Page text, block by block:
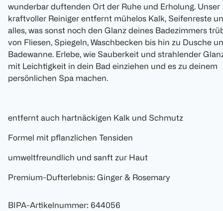
wunderbar duftenden Ort der Ruhe und Erholung. Unser
kraftvoller Reiniger entfernt mühelos Kalk, Seifenreste
alles, was sonst noch den Glanz deines Badezimmers
von Fliesen, Spiegeln, Waschbecken bis hin zu Dusche
Badewanne. Erlebe, wie Sauberkeit und strahlender
mit Leichtigkeit in dein Bad einziehen und es zu deinem
persönlichen Spa machen.
entfernt auch hartnäckigen Kalk und Schmutz
Formel mit pflanzlichen Tensiden
umweltfreundlich und sanft zur Haut
Premium-Dufterlebnis: Ginger & Rosemary
BIPA-Artikelnummer: 644056